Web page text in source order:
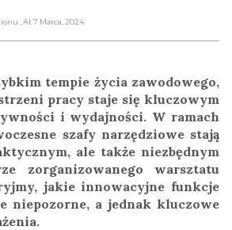
, At 7 Marca, 2024
tempie życia zawodowego,
pracy staje się kluczowym
i wydajności. W ramach
szafy narzędziowe stają
ale także niezbędnym
zorganizowanego warsztatu
jakie innowacyjne funkcje
niepozorne, a jednak kluczowe